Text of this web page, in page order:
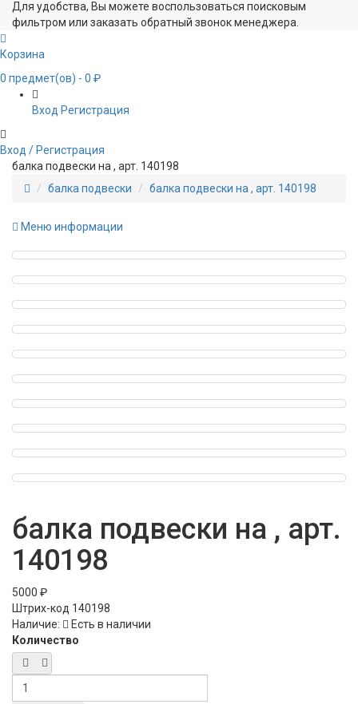
Для удобства, Вы можете воспользоваться поисковым
фильтром или заказать обратный звонок менеджера.
Корзина
0 предмет(ов) - 0 ₽
Вход Регистрация
Вход / Регистрация
балка подвески на , арт. 140198
балка подвески
балка подвески на , арт. 140198
Меню информации
балка подвески на , арт.
140198
5000 ₽
Штрих-код 140198
Наличие:
Есть в наличии
Количество